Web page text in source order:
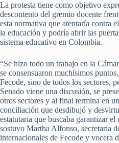
La protesta tiene como objetivo
descontento del gremio docente
esta normativa que atentaría contra
la educación y podría abrir las
sistema educativo en Colombia.
“Se hizo todo un trabajo en la
se consensuaron muchísimos
Fecode, sino de todos los sectores,
Senado viene una discusión, se
otros sectores y al final termina en
conciliación que desdibujó y
estatutaria que buscaba garantizar el
sostuvo Martha Alfonso, secretaria
internacionales de Fecode y vocera